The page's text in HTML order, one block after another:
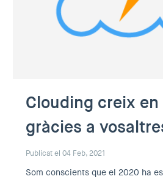
Clouding creix
gràcies a
Publicat el 04 Feb, 2021
Som conscients que el 2020 ha